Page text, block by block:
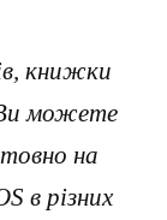
книжки
Ви можете
на
в різних